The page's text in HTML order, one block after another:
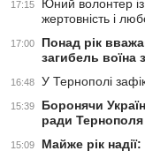
17:15
Юний волонтер
жертовність і
17:00
Понад рік
загибель воїна
16:48 У Тернополі
15:39
Боронячи
ради
15:09
Майже рік